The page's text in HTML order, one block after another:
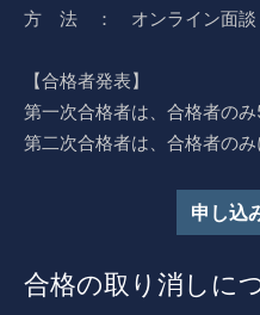
方 法 ： オンライン面談
【合格者発表】
第一次合格者は、合格者のみ
第二次合格者は、合格者のみ
申し込
合格の取り消しに